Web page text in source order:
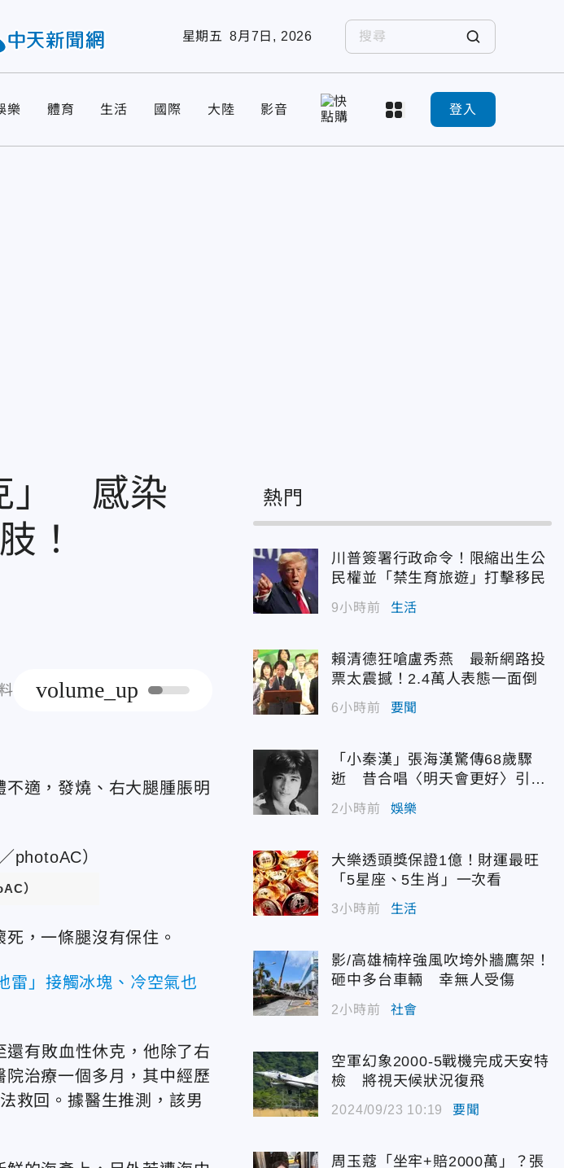
星期五 8月7日, 2026
樂 體育 生活 國際 大陸 影音 登入
」 感染
！
volume_up
適，發燒、右大腿腫脹明
）
，一條腿沒有保住。
」接觸冰塊、冷空氣也
有敗血性休克，他除了右
治療一個多月，其中經歷
救回。據醫生推測，該男
熱門
川普簽署行政命令！限縮出生公
民權並「禁生育旅遊」打擊移民
9小時前 生活
賴清德狂嗆盧秀燕 最新網路投
票太震撼！2.4萬人表態一面倒
6小時前 要聞
「小秦漢」張海漢驚傳68歲驟
逝 昔合唱〈明天會更好〉引追
憶
2小時前 娛樂
大樂透頭獎保證1億！財運最旺
「5星座、5生肖」一次看
3小時前 生活
影/高雄楠梓強風吹垮外牆鷹架！
砸中多台車輛 幸無人受傷
2小時前 社會
空軍幻象2000-5戰機完成天安特
檢 將視天候狀況復飛
2024/09/23 10:19 要聞
周玉蔻「坐牢+賠2000萬」？張